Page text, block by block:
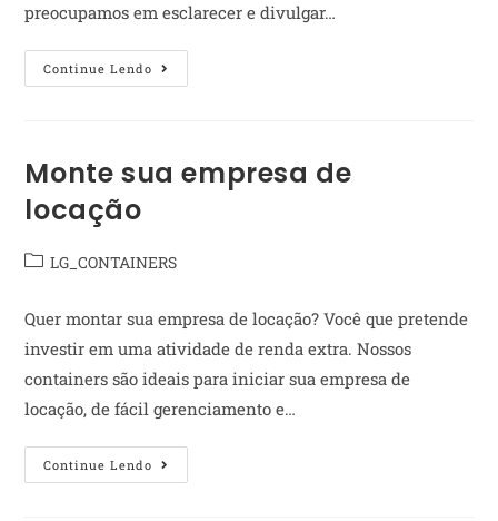
preocupamos em esclarecer e divulgar…
Continue Lendo
Monte sua empresa de
locação
LG_CONTAINERS
Quer montar sua empresa de locação? Você que pretende
investir em uma atividade de renda extra. Nossos
containers são ideais para iniciar sua empresa de
locação, de fácil gerenciamento e…
Continue Lendo